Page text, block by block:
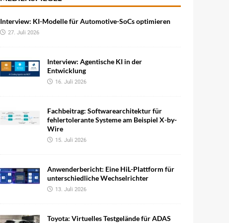
Interview: KI-Modelle für Automotive-SoCs optimieren
27. Juli 2026
Interview: Agentische KI in der
Entwicklung
16. Juli 2026
Fachbeitrag: Softwarearchitektur für
fehlertolerante Systeme am Beispiel X-by-
Wire
15. Juli 2026
Anwenderbericht: Eine HiL-Plattform für
unterschiedliche Wechselrichter
13. Juli 2026
Toyota: Virtuelles Testgelände für ADAS